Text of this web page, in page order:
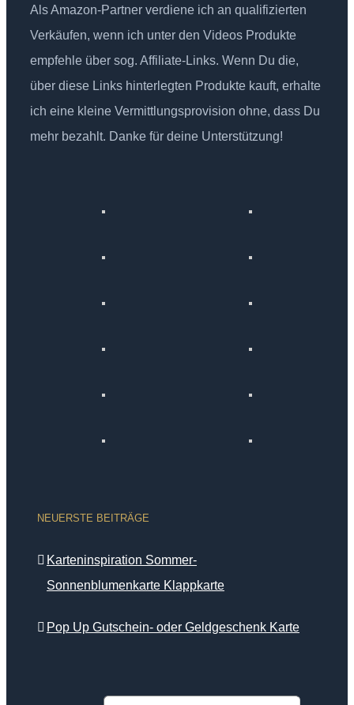
Als Amazon-Partner verdiene ich an qualifizierten
Verkäufen, wenn ich unter den Videos Produkte
empfehle über sog. Affiliate-Links. Wenn Du die,
über diese Links hinterlegten Produkte kauft, erhalte
ich eine kleine Vermittlungsprovision ohne, dass Du
mehr bezahlt. Danke für deine Unterstützung!
NEUERSTE BEITRÄGE
Karteninspiration Sommer-
Sonnenblumenkarte Klappkarte
Pop Up Gutschein- oder Geldgeschenk Karte